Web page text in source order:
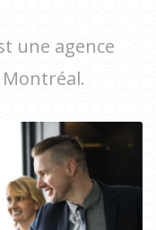
une agence